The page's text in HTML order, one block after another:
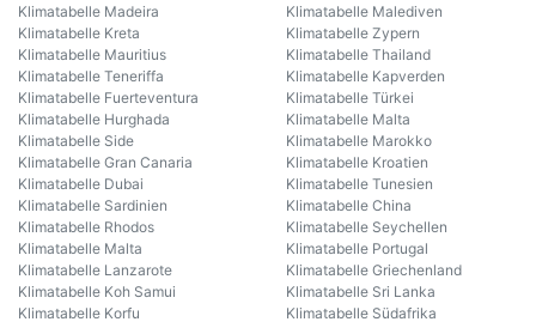
Klimatabelle Madeira
Klimatabelle Kreta
Klimatabelle Mauritius
Klimatabelle Teneriffa
Klimatabelle Fuerteventura
Klimatabelle Hurghada
Klimatabelle Side
Klimatabelle Gran Canaria
Klimatabelle Dubai
Klimatabelle Sardinien
Klimatabelle Rhodos
Klimatabelle Malta
Klimatabelle Lanzarote
Klimatabelle Koh Samui
Klimatabelle Korfu
Klimatabelle Malediven
Klimatabelle Zypern
Klimatabelle Thailand
Klimatabelle Kapverden
Klimatabelle Türkei
Klimatabelle Malta
Klimatabelle Marokko
Klimatabelle Kroatien
Klimatabelle Tunesien
Klimatabelle China
Klimatabelle Seychellen
Klimatabelle Portugal
Klimatabelle Griechenland
Klimatabelle Sri Lanka
Klimatabelle Südafrika